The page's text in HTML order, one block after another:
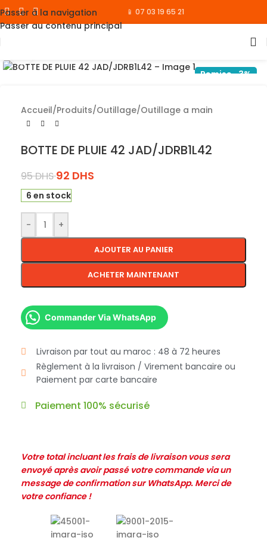
Passer à la navigation
Passer au contenu principal
📱 07 03 19 65 21
Remise -3%
Accueil/Produits/Outillage/Outillage a main
BOTTE DE PLUIE 42 JAD/JDRB1L42
95DHS 92 DHS
6 en stock
- +
AJOUTER AU PANIER
ACHETER MAINTENANT
Commander Via WhatsApp
Livraison par tout au maroc : 48 à 72 heures
Règlement à la livraison / Virement bancaire ou
Paiement par carte bancaire
Paiement 100% sécurisé
Votre total incluant les frais de livraison vous sera
envoyé après avoir passé votre commande via un
message de confirmation sur WhatsApp. Merci de
votre confiance !